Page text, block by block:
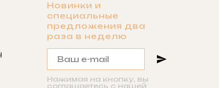
Новинки и
специальные
предложения два
раза в неделю
Нажимая на кнопку, вы
соглашаетесь с нашей